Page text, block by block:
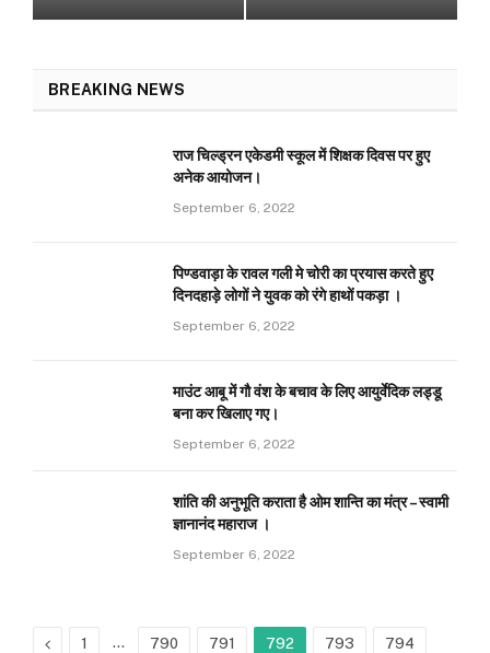
BREAKING NEWS
राज चिल्ड्रन एकेडमी स्कूल में शिक्षक दिवस पर हुए
अनेक आयोजन।
September 6, 2022
पिण्डवाड़ा के रावल गली मे चोरी का प्रयास करते हुए
दिनदहाड़े लोगों ने युवक को रंगे हाथों पकड़ा ।
September 6, 2022
माउंट आबू में गौ वंश के बचाव के लिए आयुर्वेदिक लड्डू
बना कर खिलाए गए।
September 6, 2022
शांति की अनुभूति कराता है ओम शान्ति का मंत्र – स्वामी
ज्ञानानंद महाराज ।
September 6, 2022
Previous
1 … 790 791 792 793 794